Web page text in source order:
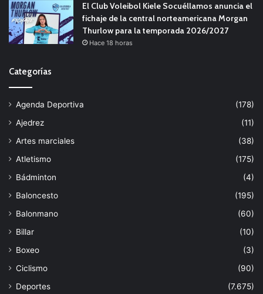
El Club Voleibol Kiele Socuéllamos anuncia el
fichaje de la central norteamericana Morgan
Thurlow para la temporada 2026/2027
Hace 18 horas
Categorías
Agenda Deportiva
(178)
Ajedrez
(11)
Artes marciales
(38)
Atletismo
(175)
Bádminton
(4)
Baloncesto
(195)
Balonmano
(60)
Billar
(10)
Boxeo
(3)
Ciclismo
(90)
Deportes
(7.675)